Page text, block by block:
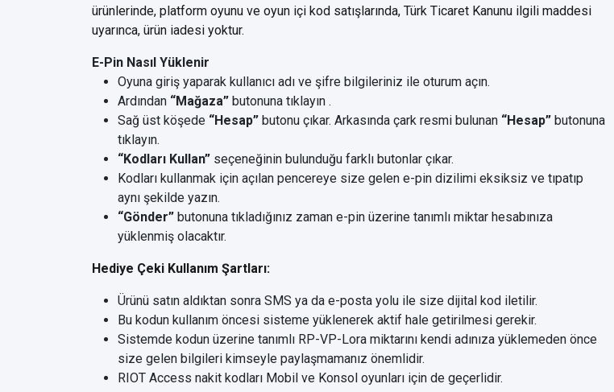
ürünlerinde, platform oyunu ve oyun içi kod satışlarında, Türk Ticaret Kanunu ilgili maddesi
uyarınca, ürün iadesi yoktur.
E-Pin Nasıl Yüklenir
Oyuna giriş yaparak kullanıcı adı ve şifre bilgileriniz ile oturum açın.
Ardından “Mağaza” butonuna tıklayın .
Sağ üst köşede “Hesap” butonu çıkar. Arkasında çark resmi bulunan “Hesap” butonuna
tıklayın.
“Kodları Kullan” seçeneğinin bulunduğu farklı butonlar çıkar.
Kodları kullanmak için açılan pencereye size gelen e-pin dizilimi eksiksiz ve tıpatıp
aynı şekilde yazın.
“Gönder” butonuna tıkladığınız zaman e-pin üzerine tanımlı miktar hesabınıza
yüklenmiş olacaktır.
Hediye Çeki Kullanım Şartları:
Ürünü satın aldıktan sonra SMS ya da e-posta yolu ile size dijital kod iletilir.
Bu kodun kullanım öncesi sisteme yüklenerek aktif hale getirilmesi gerekir.
Sistemde kodun üzerine tanımlı RP-VP-Lora miktarını kendi adınıza yüklemeden önce
size gelen bilgileri kimseyle paylaşmamanız önemlidir.
RIOT Access nakit kodları Mobil ve Konsol oyunları için de geçerlidir.